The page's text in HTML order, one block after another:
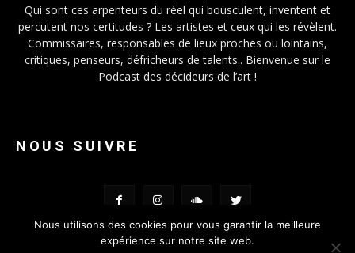
Qui sont ces arpenteurs du réel qui bousculent, inventent et
percutent nos certitudes ? Les artistes et ceux qui les révèlent.
Commissaires, responsables de lieux proches ou lointains,
critiques, penseurs, défricheurs de talents.. Bienvenue sur le
Podcast des décideurs de l’art !
NOUS SUIVRE
Nous utilisons des cookies pour vous garantir la meilleure
expérience sur notre site web.